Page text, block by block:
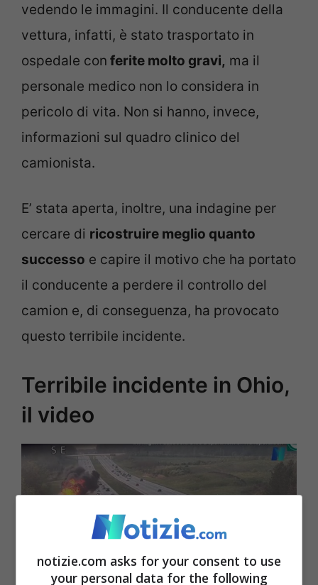
vedendo le immagini. Il conducente della
vettura, infatti, è stato trasportato in
ospedale con ferite molto gravi, ma il
personale medico non lo considera in
pericolo di vita. Non si hanno, invece,
informazioni sul quadro clinico del
camionista.
E’ stata aperta, inoltre, una indagine per
cercare di ricostruire meglio quanto
successo e capire il motivo che ha portato
il conducente a perdere il controllo del
camion e, di conseguenza, ha provocato
questo terribile incidente.
Terribile incidente in Ohio,
il video
notizie.com asks for your consent to use
your personal data for the following